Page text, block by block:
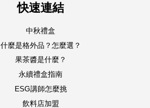
快速連結
中秋禮盒
什麼是格外品？怎麼選？
果茶醬是什麼？
永續禮盒指南
ESG講師怎麼挑
飲料店加盟